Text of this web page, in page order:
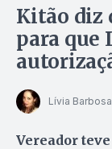
Kitão diz
para que
Lívia Barbosa
Vereador